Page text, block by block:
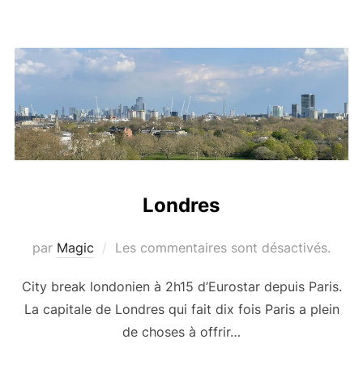
Londres
par Magic Les commentaires sont désactivés.
City break londonien à 2h15 d’Eurostar depuis Paris.
La capitale de Londres qui fait dix fois Paris a plein
de choses à offrir…